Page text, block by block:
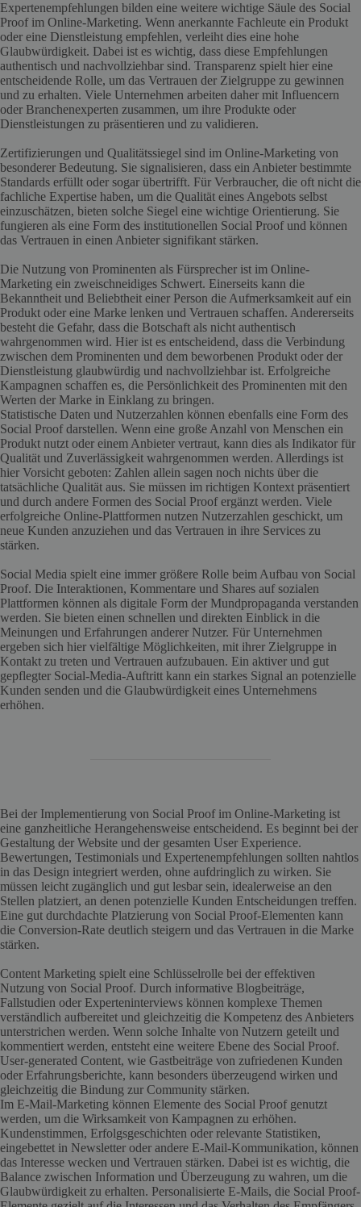
Expertenempfehlungen bilden eine weitere wichtige Säule des Social
Proof im Online-Marketing. Wenn anerkannte Fachleute ein Produkt
oder eine Dienstleistung empfehlen, verleiht dies eine hohe
Glaubwürdigkeit. Dabei ist es wichtig, dass diese Empfehlungen
authentisch und nachvollziehbar sind. Transparenz spielt hier eine
entscheidende Rolle, um das Vertrauen der Zielgruppe zu gewinnen
und zu erhalten. Viele Unternehmen arbeiten daher mit Influencern
oder Branchenexperten zusammen, um ihre Produkte oder
Dienstleistungen zu präsentieren und zu validieren.
Zertifizierungen und Qualitätssiegel sind im Online-Marketing von
besonderer Bedeutung. Sie signalisieren, dass ein Anbieter bestimmte
Standards erfüllt oder sogar übertrifft. Für Verbraucher, die oft nicht die
fachliche Expertise haben, um die Qualität eines Angebots selbst
einzuschätzen, bieten solche Siegel eine wichtige Orientierung. Sie
fungieren als eine Form des institutionellen Social Proof und können
das Vertrauen in einen Anbieter signifikant stärken.
Die Nutzung von Prominenten als Fürsprecher ist im Online-
Marketing ein zweischneidiges Schwert. Einerseits kann die
Bekanntheit und Beliebtheit einer Person die Aufmerksamkeit auf ein
Produkt oder eine Marke lenken und Vertrauen schaffen. Andererseits
besteht die Gefahr, dass die Botschaft als nicht authentisch
wahrgenommen wird. Hier ist es entscheidend, dass die Verbindung
zwischen dem Prominenten und dem beworbenen Produkt oder der
Dienstleistung glaubwürdig und nachvollziehbar ist. Erfolgreiche
Kampagnen schaffen es, die Persönlichkeit des Prominenten mit den
Werten der Marke in Einklang zu bringen.
Statistische Daten und Nutzerzahlen können ebenfalls eine Form des
Social Proof darstellen. Wenn eine große Anzahl von Menschen ein
Produkt nutzt oder einem Anbieter vertraut, kann dies als Indikator für
Qualität und Zuverlässigkeit wahrgenommen werden. Allerdings ist
hier Vorsicht geboten: Zahlen allein sagen noch nichts über die
tatsächliche Qualität aus. Sie müssen im richtigen Kontext präsentiert
und durch andere Formen des Social Proof ergänzt werden. Viele
erfolgreiche Online-Plattformen nutzen Nutzerzahlen geschickt, um
neue Kunden anzuziehen und das Vertrauen in ihre Services zu
stärken.
Social Media spielt eine immer größere Rolle beim Aufbau von Social
Proof. Die Interaktionen, Kommentare und Shares auf sozialen
Plattformen können als digitale Form der Mundpropaganda verstanden
werden. Sie bieten einen schnellen und direkten Einblick in die
Meinungen und Erfahrungen anderer Nutzer. Für Unternehmen
ergeben sich hier vielfältige Möglichkeiten, mit ihrer Zielgruppe in
Kontakt zu treten und Vertrauen aufzubauen. Ein aktiver und gut
gepflegter Social-Media-Auftritt kann ein starkes Signal an potenzielle
Kunden senden und die Glaubwürdigkeit eines Unternehmens
erhöhen.
Bei der Implementierung von Social Proof im Online-Marketing ist
eine ganzheitliche Herangehensweise entscheidend. Es beginnt bei der
Gestaltung der Website und der gesamten User Experience.
Bewertungen, Testimonials und Expertenempfehlungen sollten nahtlos
in das Design integriert werden, ohne aufdringlich zu wirken. Sie
müssen leicht zugänglich und gut lesbar sein, idealerweise an den
Stellen platziert, an denen potenzielle Kunden Entscheidungen treffen.
Eine gut durchdachte Platzierung von Social Proof-Elementen kann
die Conversion-Rate deutlich steigern und das Vertrauen in die Marke
stärken.
Content Marketing spielt eine Schlüsselrolle bei der effektiven
Nutzung von Social Proof. Durch informative Blogbeiträge,
Fallstudien oder Experteninterviews können komplexe Themen
verständlich aufbereitet und gleichzeitig die Kompetenz des Anbieters
unterstrichen werden. Wenn solche Inhalte von Nutzern geteilt und
kommentiert werden, entsteht eine weitere Ebene des Social Proof.
User-generated Content, wie Gastbeiträge von zufriedenen Kunden
oder Erfahrungsberichte, kann besonders überzeugend wirken und
gleichzeitig die Bindung zur Community stärken.
Im E-Mail-Marketing können Elemente des Social Proof genutzt
werden, um die Wirksamkeit von Kampagnen zu erhöhen.
Kundenstimmen, Erfolgsgeschichten oder relevante Statistiken,
eingebettet in Newsletter oder andere E-Mail-Kommunikation, können
das Interesse wecken und Vertrauen stärken. Dabei ist es wichtig, die
Balance zwischen Information und Überzeugung zu wahren, um die
Glaubwürdigkeit zu erhalten. Personalisierte E-Mails, die Social Proof-